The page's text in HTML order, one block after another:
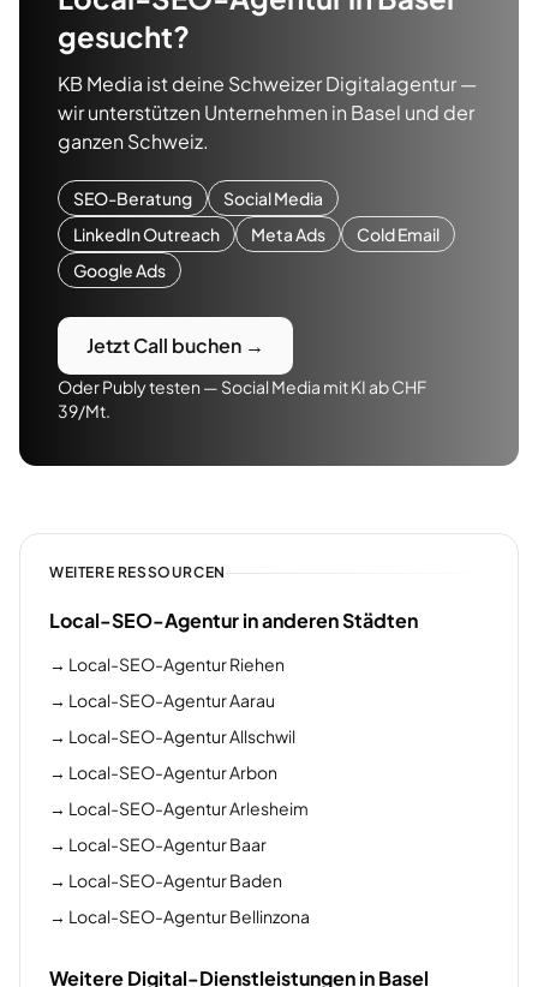
gesucht?
KB Media ist deine Schweizer Digitalagentur —
wir unterstützen Unternehmen in Basel und der
ganzen Schweiz.
SEO-Beratung
Social Media
LinkedIn Outreach
Meta Ads
Cold Email
Google Ads
Jetzt Call buchen →
Oder Publy testen — Social Media mit KI ab CHF
39/Mt.
WEITERE RESSOURCEN
Local-SEO-Agentur in anderen Städten
→ Local-SEO-Agentur Riehen
→ Local-SEO-Agentur Aarau
→ Local-SEO-Agentur Allschwil
→ Local-SEO-Agentur Arbon
→ Local-SEO-Agentur Arlesheim
→ Local-SEO-Agentur Baar
→ Local-SEO-Agentur Baden
→ Local-SEO-Agentur Bellinzona
Weitere Digital-Dienstleistungen in Basel